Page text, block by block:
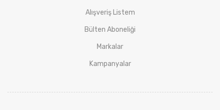
Alışveriş Listem
Bülten Aboneliği
Markalar
Kampanyalar